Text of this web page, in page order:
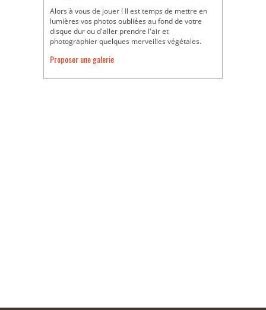
Alors à vous de jouer ! Il est temps de mettre en
lumières vos photos oubliées au fond de votre
disque dur ou d'aller prendre l'air et
photographier quelques merveilles végétales.
Proposer une galerie